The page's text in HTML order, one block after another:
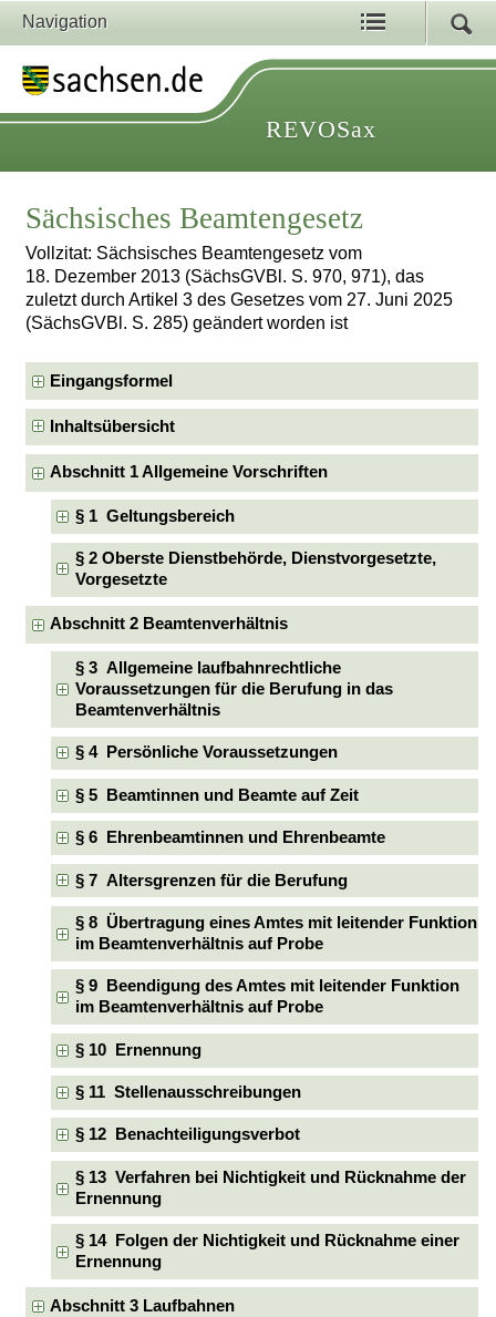
Navigation
REVOSax
Sächsisches Beamtengesetz
Vollzitat: Sächsisches Beamtengesetz vom
18. Dezember 2013 (SächsGVBl. S. 970, 971), das
zuletzt durch Artikel 3 des Gesetzes vom 27. Juni 2025
(SächsGVBl. S. 285) geändert worden ist
Eingangsformel
Inhaltsübersicht
Abschnitt 1 Allgemeine Vorschriften
§ 1 Geltungsbereich
§ 2 Oberste Dienstbehörde, Dienstvorgesetzte,
Vorgesetzte
Abschnitt 2 Beamtenverhältnis
§ 3 Allgemeine laufbahnrechtliche
Voraussetzungen für die Berufung in das
Beamtenverhältnis
§ 4 Persönliche Voraussetzungen
§ 5 Beamtinnen und Beamte auf Zeit
§ 6 Ehrenbeamtinnen und Ehrenbeamte
§ 7 Altersgrenzen für die Berufung
§ 8 Übertragung eines Amtes mit leitender Funktion
im Beamtenverhältnis auf Probe
§ 9 Beendigung des Amtes mit leitender Funktion
im Beamtenverhältnis auf Probe
§ 10 Ernennung
§ 11 Stellenausschreibungen
§ 12 Benachteiligungsverbot
§ 13 Verfahren bei Nichtigkeit und Rücknahme der
Ernennung
§ 14 Folgen der Nichtigkeit und Rücknahme einer
Ernennung
Abschnitt 3 Laufbahnen